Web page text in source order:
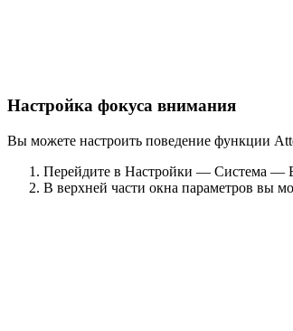
Настройка фокуса внимания
Вы можете настроить поведение функции
Перейдите в Настройки — Система —
В верхней части окна параметров вы